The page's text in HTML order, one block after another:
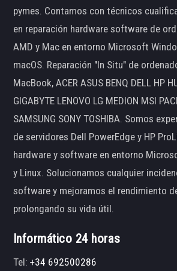
pymes. Contamos con técnicos
en reparación hardware software de
AMD y Mac en entorno Microsoft
macOS. Reparación "In Situ" de
MacBook, ACER ASUS BENQ DELL HP
GIGABYTE LENOVO LG MEDION MSI
SAMSUNG SONY TOSHIBA. Somos
de servidores Dell PowerEdge y HP
hardware y software en entorno
y Linux. Solucionamos cualquier
software y mejoramos el rendimiento
prolongando su vida útil.
Informático 24 horas
Tel:+34 692500286